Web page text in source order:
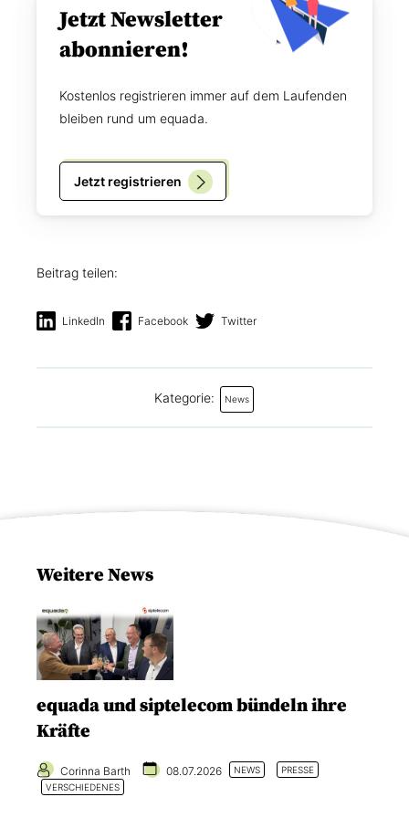
Jetzt Newsletter
abonnieren!
Kostenlos registrieren immer auf dem Laufenden
bleiben rund um equada.
Jetzt registrieren
Beitrag teilen:
LinkedIn Facebook Twitter
Kategorie: News
Weitere News
equada und siptelecom bündeln ihre
Kräfte
Corinna Barth 08.07.2026 NEWS
PRESSE
VERSCHIEDENES